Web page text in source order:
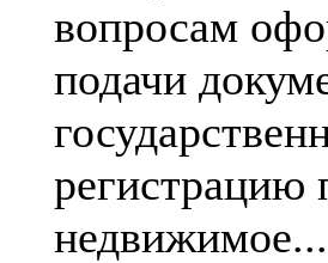
вопросам
подачи
регистрацию
недвижимое...